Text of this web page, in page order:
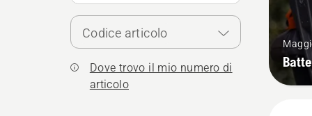
Codice articolo
Dove trovo il mio numero di
articolo